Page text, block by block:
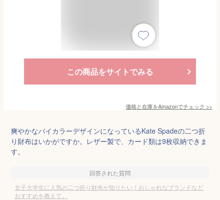
この商品をサイトでみる
価格と在庫をAmazonでチェック >>
爽やかなバイカラーデザインになっているKate Spadeの二つ折
り財布はいかがですか。レザー製で、カード類は9枚収納できま
す。
回答された質問
女子大学生に人気の二つ折り財布が知りたい！おしゃれなブランドなど
おすすめを教えて。